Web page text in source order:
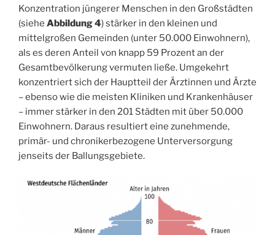
Konzentration jüngerer Menschen in den Großstädten
(siehe Abbildung 4) stärker in den kleinen und
mittelgroßen Gemeinden (unter 50.000 Einwohnern),
als es deren Anteil von knapp 59 Prozent an der
Gesamtbevölkerung vermuten ließe. Umgekehrt
konzentriert sich der Hauptteil der Ärztinnen und Ärzte
– ebenso wie die meisten Kliniken und Krankenhäuser
– immer stärker in den 201 Städten mit über 50.000
Einwohnern. Daraus resultiert eine zunehmende,
primär- und chronikerbezogene Unterversorgung
jenseits der Ballungsgebiete.